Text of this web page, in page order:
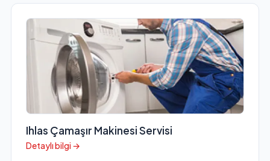
Ihlas Çamaşır Makinesi Servisi
Detaylı bilgi →